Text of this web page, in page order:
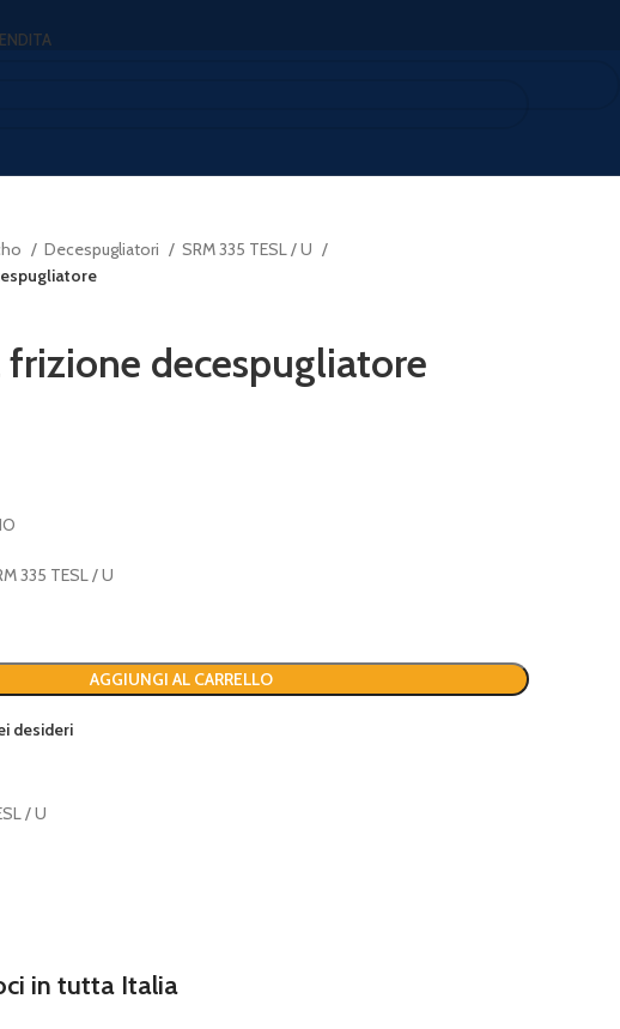
Decespugliatori
SRM 335 TESL / U
frizione decespugliatore
335 TESL / U
AGGIUNGI AL CARRELLO
desideri
/ U
in tutta Italia